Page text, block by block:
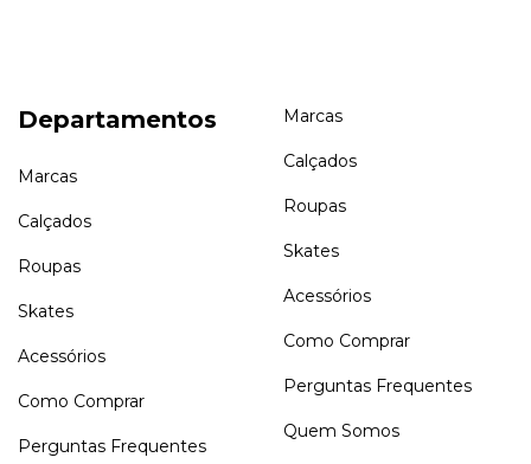
Departamentos
Marcas
Calçados
Roupas
Skates
Acessórios
Como Comprar
Perguntas Frequentes
Marcas
Calçados
Roupas
Skates
Acessórios
Como Comprar
Perguntas Frequentes
Quem Somos